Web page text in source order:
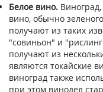
Белое вино.
вино, обычно
получают из таких
"совиньон" и
получают из
являются токайские
виноград также
при этом винодел